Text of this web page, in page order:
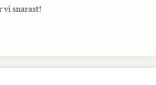
vi snarast!